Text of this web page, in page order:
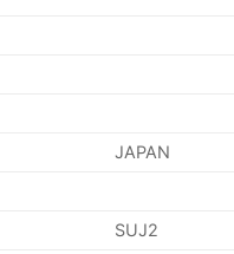
JAPAN
SUJ2